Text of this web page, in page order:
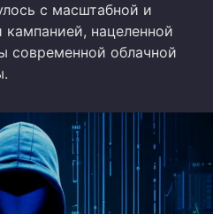
с масштабной и
кампанией, нацеленной
современной облачной